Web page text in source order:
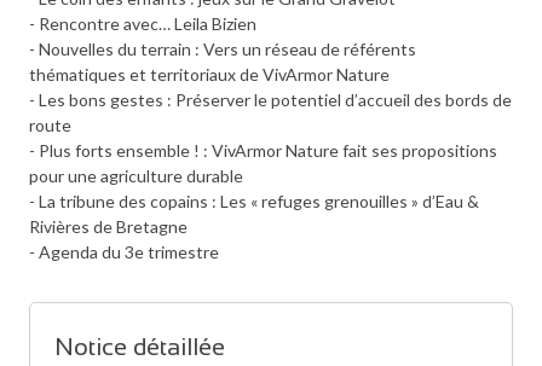
- Rencontre avec… Leila Bizien
- Nouvelles du terrain : Vers un réseau de référents
thématiques et territoriaux de VivArmor Nature
- Les bons gestes : Préserver le potentiel d’accueil des bords de
route
- Plus forts ensemble ! : VivArmor Nature fait ses propositions
pour une agriculture durable
- La tribune des copains : Les « refuges grenouilles » d’Eau &
Rivières de Bretagne
- Agenda du 3e trimestre
Notice détaillée